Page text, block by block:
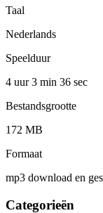
Taal
Nederlands
Speelduur
4 uur 3 min 36 sec
Bestandsgrootte
172 MB
Formaat
mp3 download en
Categorieën